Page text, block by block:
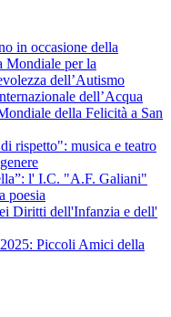
in occasione della
Mondiale per la
dell’Autismo
dell’Acqua
della Felicità a San
rispetto": musica e teatro
l' I.C. "A.F. Galiani"
poesia
Diritti dell'Infanzia e dell'
Piccoli Amici della